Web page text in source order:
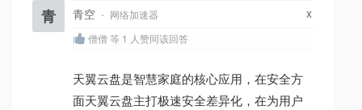
青 青空 · 网络加速器 x
僧僧 等 1 人赞同该回答
天翼云盘是智慧家庭的核心应用，在安全方
面天翼云盘主打极速安全差异化，在为用户